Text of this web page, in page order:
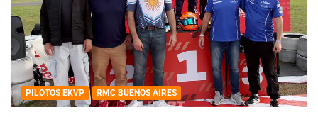
PILOTOS EKVP RMC BUENOS AIRES